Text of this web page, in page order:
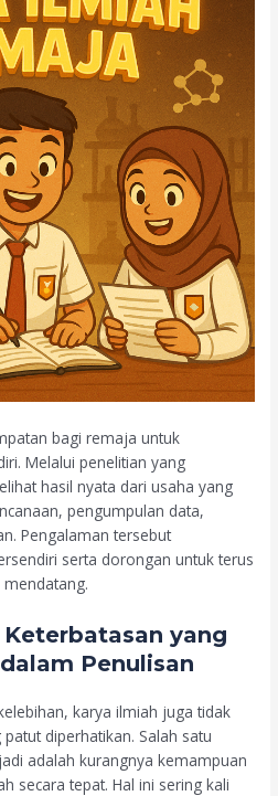
bagi remaja untuk
Melalui penelitian yang
hasil nyata dari usaha yang
pengumpulan data,
Pengalaman tersebut
serta dorongan untuk terus
yang
Penulisan
karya ilmiah juga tidak
diperhatikan. Salah satu
adalah kurangnya kemampuan
secara tepat. Hal ini sering kali